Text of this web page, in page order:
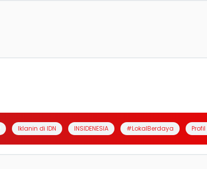
Iklanin di IDN INSIDENESIA #LokalBerdaya